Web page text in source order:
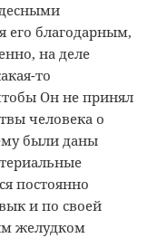
его благодарным,
на деле
то
Он не принял
человека о
были даны
постоянно
и по своей
желудком